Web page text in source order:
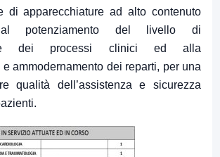
di apparecchiature ad alto contenuto
al potenziamento del livello di
dei processi clinici ed alla
ammodernamento dei reparti, per una
qualità dell’assistenza e sicurezza